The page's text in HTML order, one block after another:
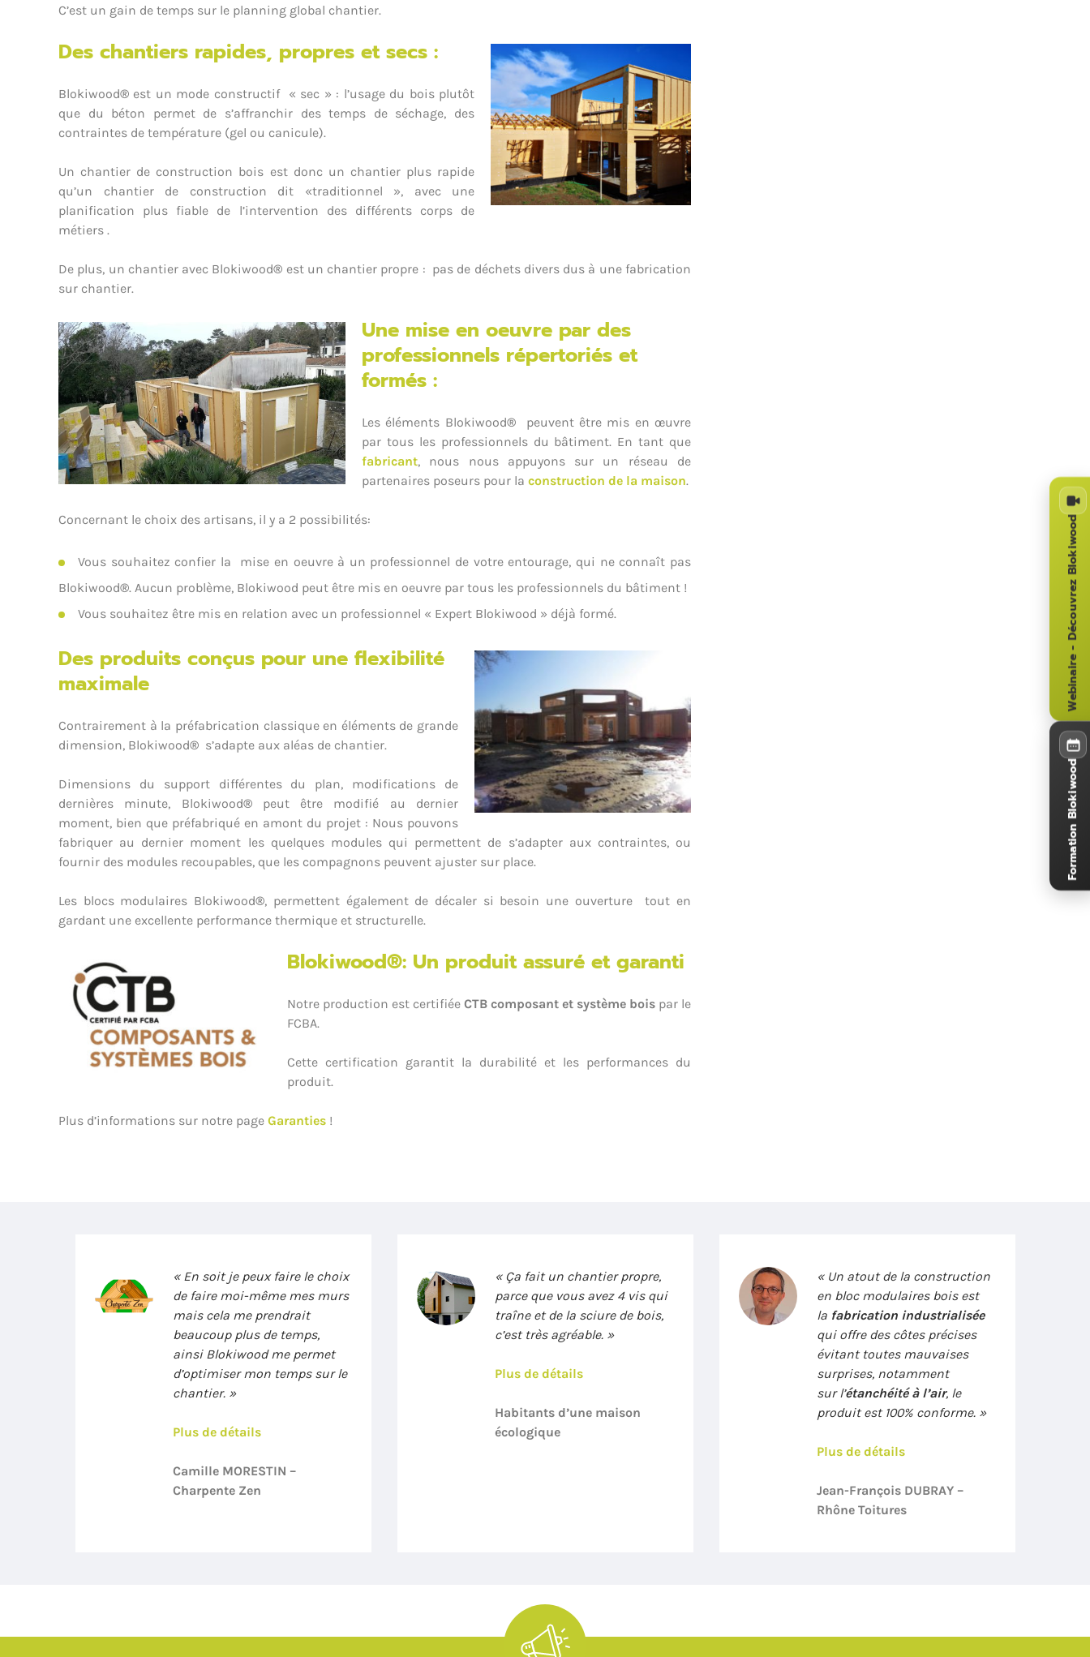
Webinaire - Découvrez Blokiwood
Formation Blokiwood
C’est un gain de temps sur le planning global chantier.
Des chantiers rapides, propres et secs :
Blokiwood® est un mode constructif « sec » : l’usage du bois plutôt
que du béton permet de s’affranchir des temps de séchage, des
contraintes de température (gel ou canicule).
Un chantier de construction bois est donc un chantier plus rapide
qu’un chantier de construction dit «traditionnel », avec une
planification plus fiable de l’intervention des différents corps de
métiers .
De plus, un chantier avec Blokiwood® est un chantier propre : pas de déchets divers dus à une fabrication
sur chantier.
Une mise en oeuvre par des
professionnels répertoriés et
formés :
Les éléments Blokiwood®peuvent être mis en œuvre
par tous les professionnels du bâtiment. En tant que
fabricant, nous nous appuyons sur un réseau de
partenaires poseurs pour la construction de la maison.
Concernant le choix des artisans, il y a 2 possibilités:
Vous souhaitez confier la mise en oeuvre à un professionnel de votre entourage, qui ne connaît pas
Blokiwood®. Aucun problème, Blokiwood peut être mis en oeuvre par tous les professionnels du bâtiment !
Vous souhaitez être mis en relation avec un professionnel « Expert Blokiwood » déjà formé.
Des produits conçus pour une flexibilité
maximale
Contrairement à la préfabrication classique en éléments de grande
dimension, Blokiwood® s’adapte aux aléas de chantier.
Dimensions du support différentes du plan, modifications de
dernières minute, Blokiwood®peut être modifié au dernier
moment, bien que préfabriqué en amont du projet : Nous pouvons
fabriquer au dernier moment les quelques modules qui permettent de s’adapter aux contraintes, ou
fournir des modules recoupables, que les compagnons peuvent ajuster sur place.
Les blocs modulaires Blokiwood®, permettent également de décaler si besoin une ouverture tout en
gardant une excellente performance thermique et structurelle.
Blokiwood®: Un produit assuré et garanti
Notre production est certifiée CTB composant et système bois par le
FCBA.
Cette certification garantit la durabilité et les performances du
produit.
Plus d’informations sur notre page Garanties !
« En soit je peux faire le choix
de faire moi-même mes murs
mais cela me prendrait
beaucoup plus de temps,
ainsi Blokiwood me permet
d’optimiser mon temps sur le
chantier. »
Plus de détails
Camille MORESTIN –
Charpente Zen
« Ça fait un chantier propre,
parce que vous avez 4 vis qui
traîne et de la sciure de bois,
c’est très agréable. »
Plus de détails
Habitants d’une maison
écologique
« Un atout de la construction
en bloc modulaires bois est
la fabrication industrialisée
qui offre des côtes précises
évitant toutes mauvaises
surprises, notamment
sur l’étanchéité à l’air, le
produit est 100% conforme. »
Plus de détails
Jean-François DUBRAY –
Rhône Toitures